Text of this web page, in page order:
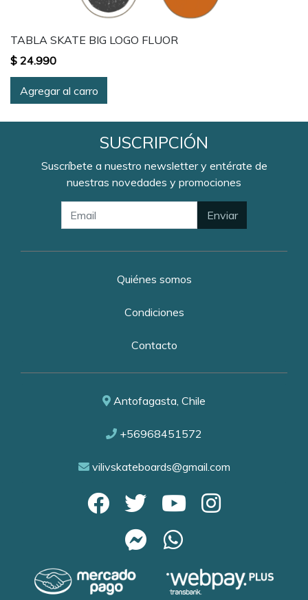
TABLA SKATE BIG LOGO FLUOR
$ 24.990
Agregar al carro
SUSCRIPCIÓN
Suscríbete a nuestro newsletter y entérate de
nuestras novedades y promociones
Enviar
Quiénes somos
Condiciones
Contacto
Antofagasta, Chile
+56968451572
vilivskateboards@gmail.com